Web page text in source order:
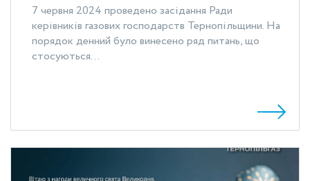
7 червня 2024 проведено засідання Ради
керівників газових господарств Тернопільщини. На
порядок денний було винесено ряд питань, що
стосуються...